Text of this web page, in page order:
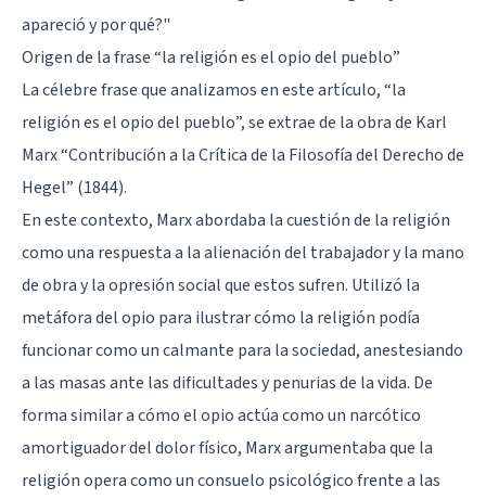
apareció y por qué?"
Origen de la frase “la religión es el opio del pueblo”
La célebre frase que analizamos en este artículo, “la
religión es el opio del pueblo”, se extrae de la obra de Karl
Marx “Contribución a la Crítica de la Filosofía del Derecho de
Hegel” (1844).
En este contexto, Marx abordaba la cuestión de la religión
como una respuesta a la alienación del trabajador y la mano
de obra y la opresión social que estos sufren. Utilizó la
metáfora del opio para ilustrar cómo la religión podía
funcionar como un calmante para la sociedad, anestesiando
a las masas ante las dificultades y penurias de la vida. De
forma similar a cómo el opio actúa como un narcótico
amortiguador del dolor físico, Marx argumentaba que la
religión opera como un consuelo psicológico frente a las